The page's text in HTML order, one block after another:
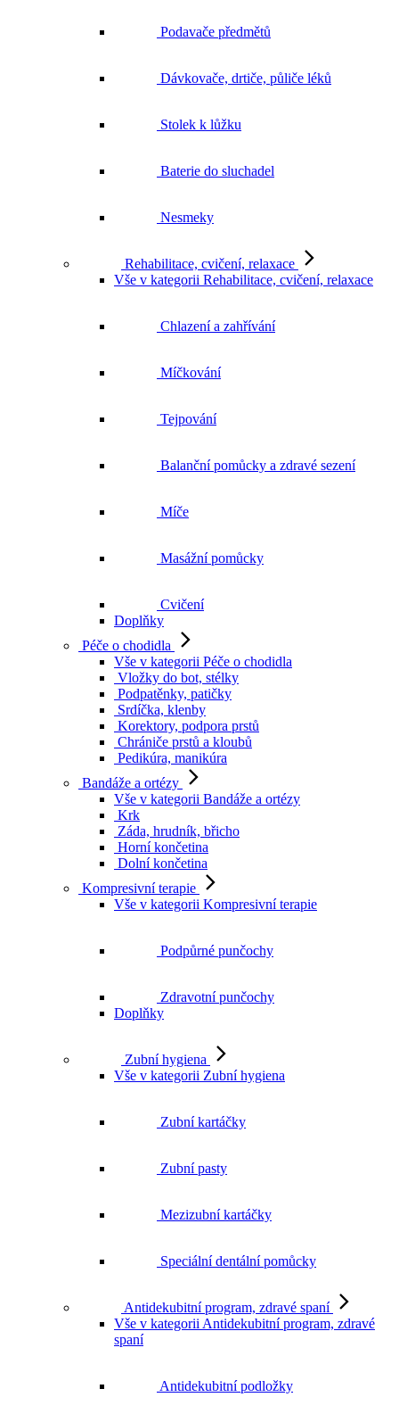
Podavače předmětů
Dávkovače, drtiče, půliče léků
Stolek k lůžku
Baterie do sluchadel
Nesmeky
Rehabilitace, cvičení, relaxace
Vše v kategorii Rehabilitace, cvičení, relaxace
Chlazení a zahřívání
Míčkování
Tejpování
Balanční pomůcky a zdravé sezení
Míče
Masážní pomůcky
Cvičení
Doplňky
Péče o chodidla
Vše v kategorii Péče o chodidla
Vložky do bot, stélky
Podpatěnky, patičky
Srdíčka, klenby
Korektory, podpora prstů
Chrániče prstů a kloubů
Pedikúra, manikúra
Bandáže a ortézy
Vše v kategorii Bandáže a ortézy
Krk
Záda, hrudník, břicho
Horní končetina
Dolní končetina
Kompresivní terapie
Vše v kategorii Kompresivní terapie
Vše v kategorii Zubní hygiena
Vše v kategorii Antidekubitní program, zdravé
spaní